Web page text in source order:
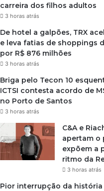
carreira dos filhos adultos
3 horas atrás
De hotel a galpões, TRX
e leva fatias de shoppings
por R$ 876 milhões
3 horas atrás
Briga pelo Tecon 10
ICTSI contesta acordo de
no Porto de Santos
3 horas atrás
C&A e
apertam o
expõem a
ritmo da
3 horas atrás
Pior interrupção da